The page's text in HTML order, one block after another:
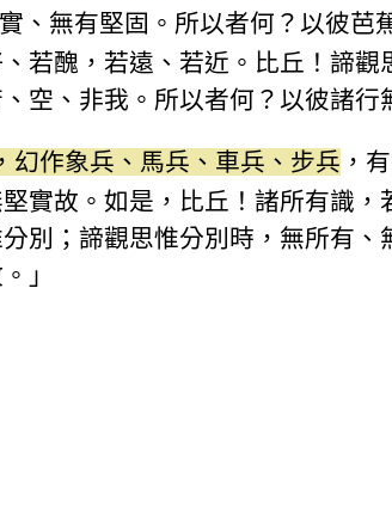
、無有堅固。所以者何？以彼
若醜，若遠、若近。比丘！諦觀
空、非我。所以者何？以彼諸行
幻作象兵、馬兵、車兵、步兵 ，
實故。如是，比丘！諸所有識
別；諦觀思惟分別時，無所有、
」